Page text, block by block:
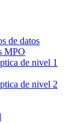
de datos
MPO
de nivel 1
de nivel 2